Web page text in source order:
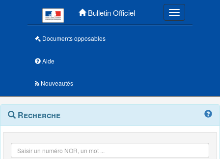
Bulletin Officiel Toggle
Documents opposables
Aide
Nouveautés
Navigation
outils
Menu
contextuel
Recherche